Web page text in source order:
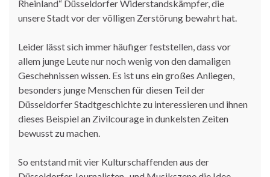
Rheinland“ Düsseldorfer Widerstandskämpfer, die
unsere Stadt vor der völligen Zerstörung bewahrt hat.
Leider lässt sich immer häufiger feststellen, dass vor
allem junge Leute nur noch wenig von den damaligen
Geschehnissen wissen. Es ist uns ein großes Anliegen,
besonders junge Menschen für diesen Teil der
Düsseldorfer Stadtgeschichte zu interessieren und ihnen
dieses Beispiel an Zivilcourage in dunkelsten Zeiten
bewusst zu machen.
So entstand mit vier Kulturschaffenden aus der